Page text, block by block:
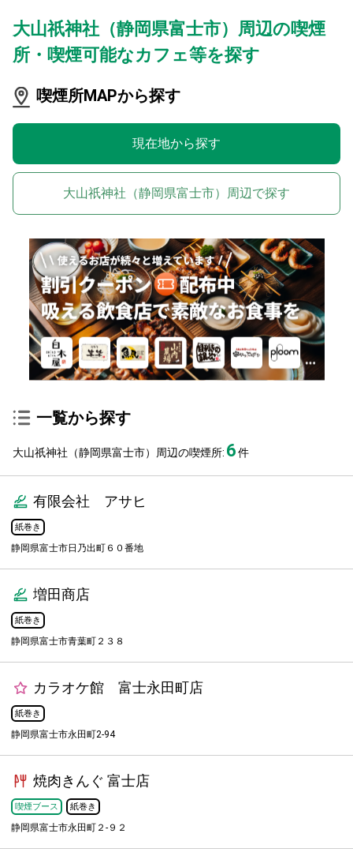
大山祇神社（静岡県富士市）周辺の喫煙
所・喫煙可能なカフェ等を探す
喫煙所MAPから探す
現在地から探す
大山祇神社（静岡県富士市）周辺で探す
一覧から探す
大山祇神社（静岡県富士市）周辺の喫煙所: 6件
有限会社 アサヒ
紙巻き
静岡県富士市日乃出町６０番地
増田商店
紙巻き
静岡県富士市青葉町２３８
カラオケ館 富士永田町店
紙巻き
静岡県富士市永田町2-94
焼肉きんぐ 富士店
喫煙ブース 紙巻き
静岡県富士市永田町２-９２